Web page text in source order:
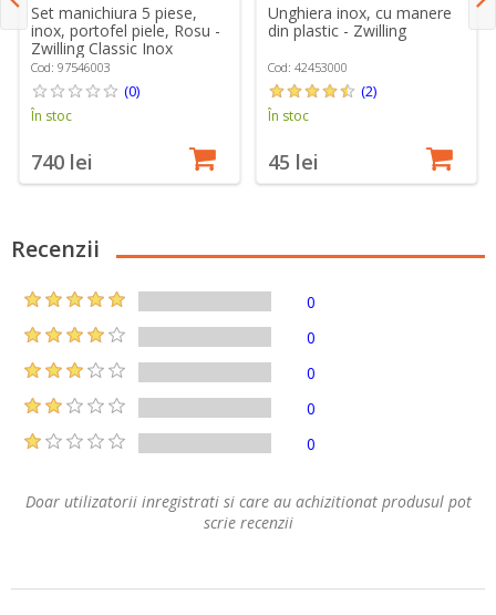
Set manichiura 5 piese,
inox, portofel piele, Rosu -
Zwilling Classic Inox
Cod: 97546003
(0)
În stoc
740 lei
Unghiera inox, cu manere
din plastic - Zwilling
Cod: 42453000
(2)
În stoc
45 lei
Recenzii
0
0
0
0
0
Doar utilizatorii inregistrati si care au achizitionat produsul pot
scrie recenzii